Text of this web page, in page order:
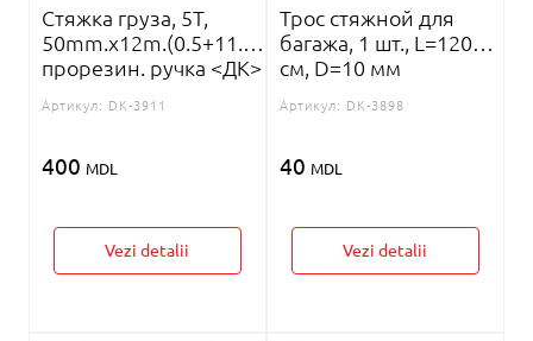
Стяжка груза, 5T,
50mm.x12m.(0.5+11.5)
прорезин. ручка <ДК>
Артикул: DK-3911
400 MDL
Vezi detalii
Трос стяжной для
багажа, 1 шт., L=120
см, D=10 мм
Артикул: DK-3898
40 MDL
Vezi detalii